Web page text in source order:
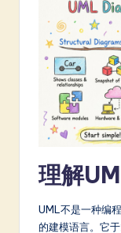
理解
UML不是一种编
的建模语言。它